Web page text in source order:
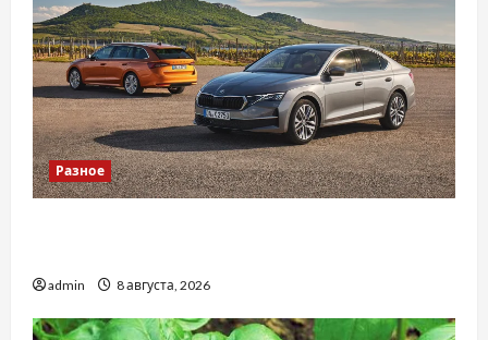
Разное
admin 8 августа, 2026